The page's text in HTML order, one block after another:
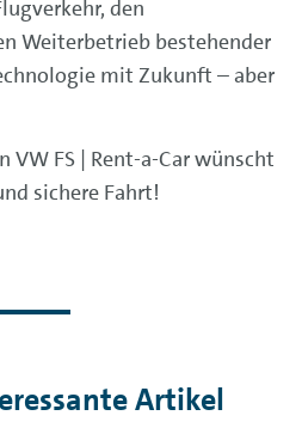
den
Weiterbetrieb bestehender
mit Zukunft – aber
FS | Rent-a-Car wünscht
sichere Fahrt!
Artikel